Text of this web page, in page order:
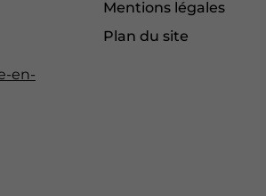
en-
Mentions légales
Plan du site